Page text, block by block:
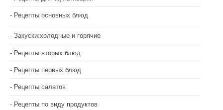
Рецепты основных блюд
Закуски:холодные и горячие
Рецепты вторых блюд
Рецепты первых блюд
Рецепты салатов
Рецепты по виду продуктов